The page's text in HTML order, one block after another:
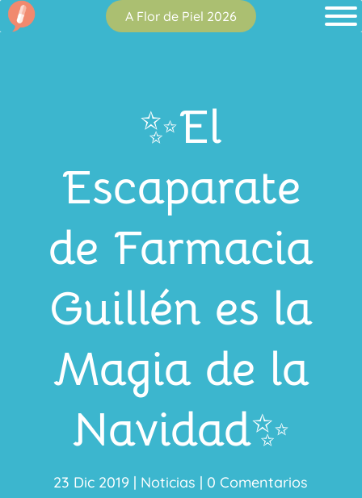
A Flor de Piel 2026
✨El
Escaparate
de Farmacia
Guillén es la
Magia de la
Navidad✨
23 Dic 2019 | Noticias | 0 Comentarios